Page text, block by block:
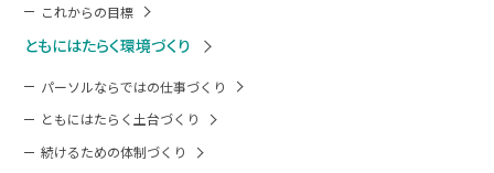
これからの目標
ともにはたらく環境づくり
パーソルならではの仕事づくり
ともにはたらく土台づくり
続けるための体制づくり